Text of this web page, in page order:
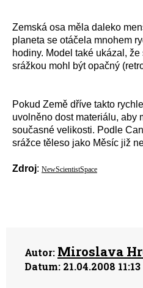
Zemská osa měla daleko
planeta se otáčela mnohem
hodiny. Model také ukázal,
srážkou mohl být opačný
Pokud Země dříve takto
uvolněno dost materiálu, aby
současné velikosti. Podle
srážce těleso jako Měsíc již
Zdroj: NewScientistSpace
Autor: Miroslava
Datum: 21.04.2008 11:13